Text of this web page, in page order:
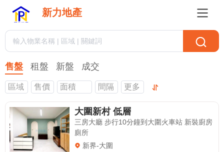
新力地產
售盤 租盤 新盤 成交
區域 售價 面積 間隔 更多
大圍新村 低層
三房大廳 步行10分鐘到大圍火車站 新裝廚房
廁所
新界-大圍